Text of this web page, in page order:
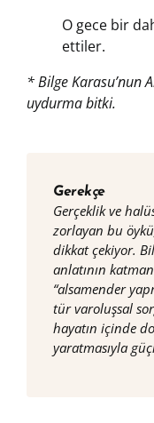
O gece bir
ettiler.
* Bilge Karasu’nun
uydurma bitki.
Gerekçe
Gerçeklik ve
zorlayan bu
dikkat çekiyor.
anlatının
“alsamender
tür varoluşsal
hayatın içinde
yaratmasıyla